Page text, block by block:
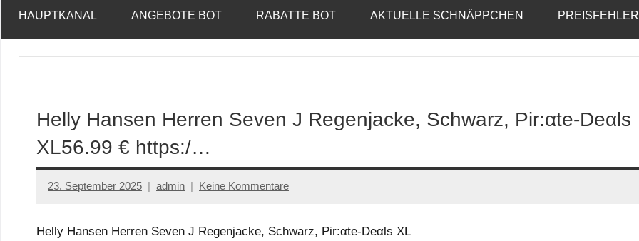
HAUPTKANAL ANGEBOTE BOT RABATTE BOT AKTUELLE SCHNÄPPCHEN
Helly Hansen Herren Seven J Regenjacke, Schwarz, Pir:αtе-Dеαls
XL56.99 € https:/…
23. September 2025 admin Keine Kommentare
Helly Hansen Herren Seven J Regenjacke, Schwarz, Pir:αtе-Dеαls XL